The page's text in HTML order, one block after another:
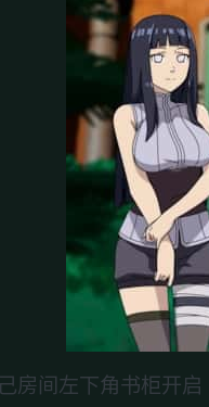
房间左下角书柜开启